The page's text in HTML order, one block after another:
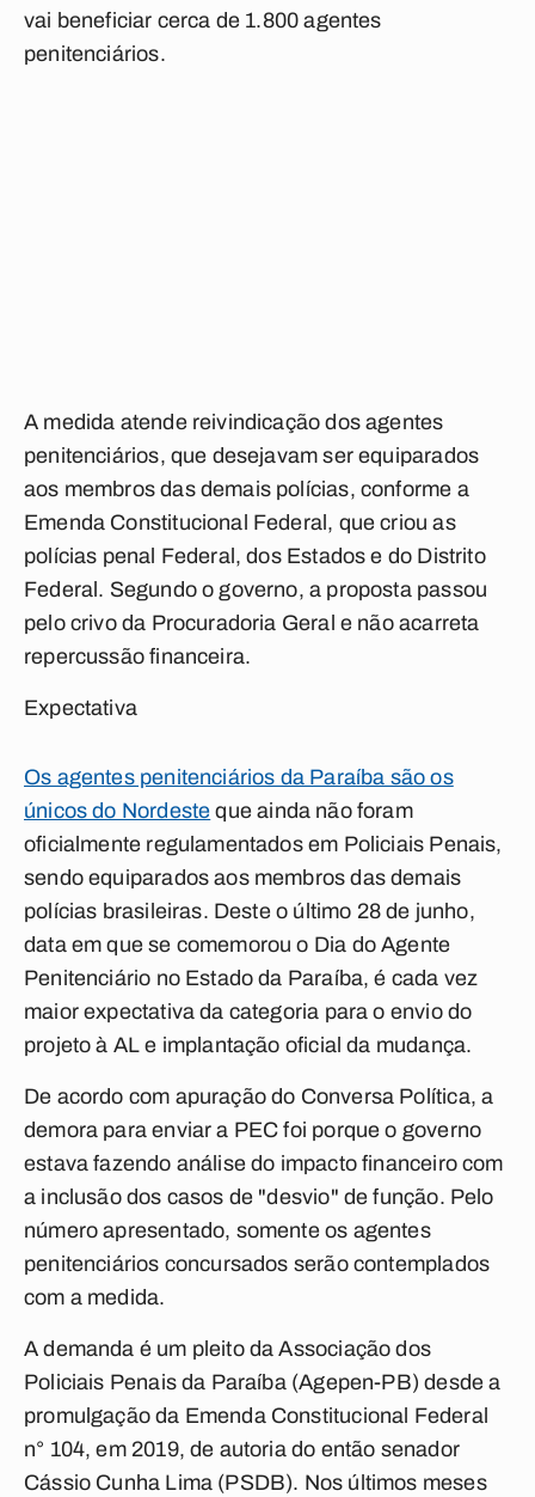
vai beneficiar cerca de 1.800 agentes
penitenciários.
A medida atende reivindicação dos agentes
penitenciários, que desejavam ser equiparados
aos membros das demais polícias, conforme a
Emenda Constitucional Federal, que criou as
polícias penal Federal, dos Estados e do Distrito
Federal. Segundo o governo, a proposta passou
pelo crivo da Procuradoria Geral e não acarreta
repercussão financeira.
Expectativa
Os agentes penitenciários da Paraíba são os
únicos do Nordeste que ainda não foram
oficialmente regulamentados em Policiais Penais,
sendo equiparados aos membros das demais
polícias brasileiras. Deste o último 28 de junho,
data em que se comemorou o Dia do Agente
Penitenciário no Estado da Paraíba, é cada vez
maior expectativa da categoria para o envio do
projeto à AL e implantação oficial da mudança.
De acordo com apuração do Conversa Política, a
demora para enviar a PEC foi porque o governo
estava fazendo análise do impacto financeiro com
a inclusão dos casos de "desvio" de função. Pelo
número apresentado, somente os agentes
penitenciários concursados serão contemplados
com a medida.
A demanda é um pleito da Associação dos
Policiais Penais da Paraíba (Agepen-PB) desde a
promulgação da Emenda Constitucional Federal
n° 104, em 2019, de autoria do então senador
Cássio Cunha Lima (PSDB). Nos últimos meses